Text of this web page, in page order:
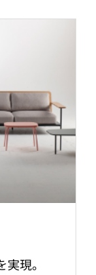
現。